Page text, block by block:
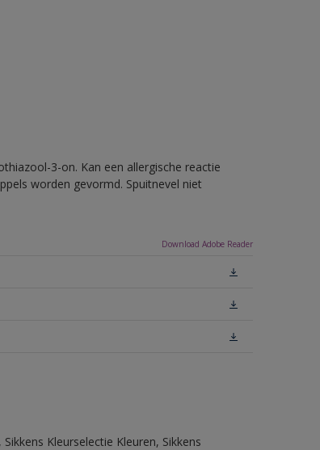
3-on. Kan een allergische reactie
worden gevormd. Spuitnevel niet
Download Adobe Reader
Kleurselectie Kleuren, Sikkens